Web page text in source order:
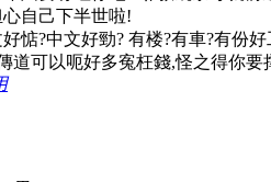
心自己下半世啦!
惦?中文好勁? 有楼?有車?有份好
道可以呃好多寃枉錢,怪之得你要